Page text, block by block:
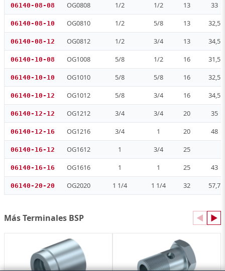
06140-08-08 OG0808 1/2 1/2 13 33
06140-08-10 OG0810 1/2 5/8 13 32,5
06140-08-12 OG0812 1/2 3/4 13 34,5
06140-10-08 OG1008 5/8 1/2 16 31,5
06140-10-10 OG1010 5/8 5/8 16 32,5
06140-10-12 OG1012 5/8 3/4 16 34,5
06140-12-12 OG1212 3/4 3/4 20 35
06140-12-16 OG1216 3/4 1 20 48
06140-16-12 OG1612 1 3/4 25
06140-16-16 OG1616 1 1 25 43
06140-20-20 OG2020 1 1/4 1 1/4 32 57,7
Más Terminales BSP ◀ ▶